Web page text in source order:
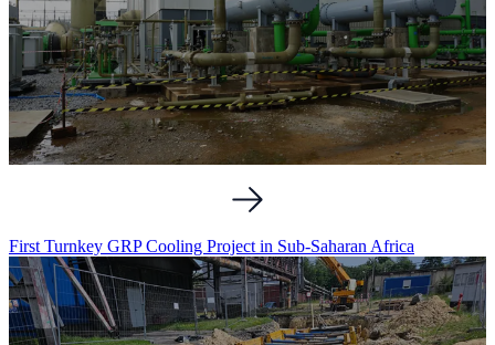
First Turnkey GRP Cooling Project in Sub-Saharan Africa